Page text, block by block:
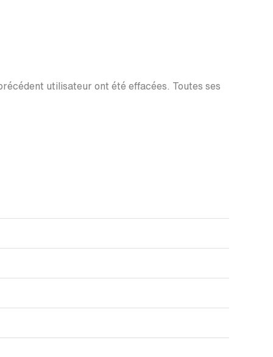
utilisateur ont été effacées. Toutes ses